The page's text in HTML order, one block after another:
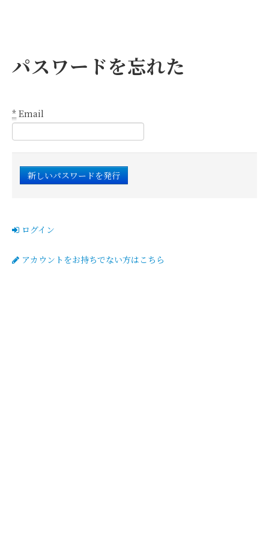
パスワードを忘れた
* Email
ログイン
アカウントをお持ちでない方はこちら